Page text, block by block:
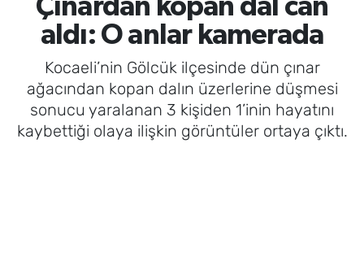
Çınardan kopan dal can
aldı: O anlar kamerada
Kocaeli’nin Gölcük ilçesinde dün çınar
ağacından kopan dalın üzerlerine düşmesi
sonucu yaralanan 3 kişiden 1’inin hayatını
kaybettiği olaya ilişkin görüntüler ortaya çıktı.